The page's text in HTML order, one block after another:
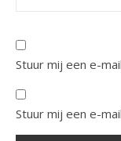
Stuur mij een e-
Stuur mij een e-